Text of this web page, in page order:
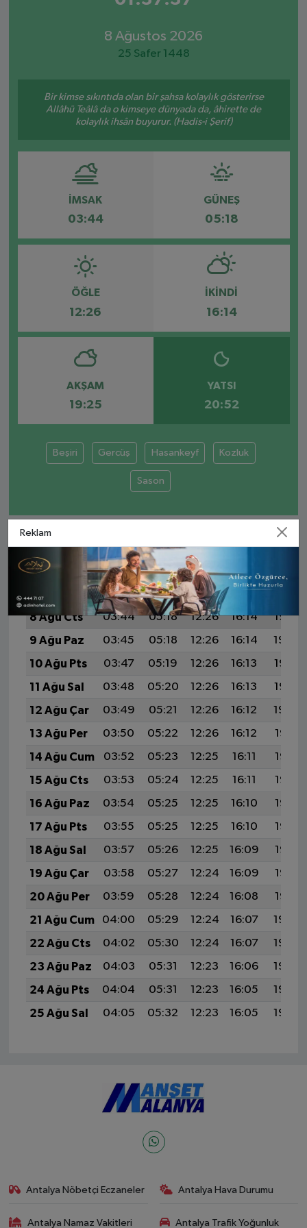
8 Ağustos 2026
25 Safer 1448
Bir kimse sıkıntıda olan bir şahsa kolaylık gösterirse
Allâhü Teâlâ da o kimseye dünyada da, âhirette de
kolaylık ihsân buyurur. (Hadis-i Şerif)
İMSAK
03:44
GÜNEŞ
05:18
ÖĞLE
12:26
İKINDI
16:14
AKŞAM
19:25
YATSI
20:52
Beşiri Gercüş Hasankeyf Kozluk
Sason
BATMAN AYLIK NAMAZ VAKITLERI
İMSAK GÜNEŞ ÖĞLE İKINDI
8 Ağu Cts
03:44 05:18 12:26 16:14
19:25
9 Ağu Paz
03:45 05:18 12:26 16:14
19:24
10 Ağu Pts
03:47 05:19 12:26 16:13
19:23
11 Ağu Sal
03:48 05:20 12:26 16:13
19:22
12 Ağu Çar
03:49 05:21 12:26 16:12
19:20
13 Ağu Per
03:50 05:22 12:26 16:12
19:19
14 Ağu Cum
03:52 05:23 12:25 16:11
19:18
15 Ağu Cts
03:53 05:24 12:25 16:11
19:17
16 Ağu Paz
03:54 05:25 12:25 16:10
19:15
17 Ağu Pts
03:55 05:25 12:25 16:10
19:14
18 Ağu Sal
03:57 05:26 12:25 16:09
19:13
19 Ağu Çar
03:58 05:27 12:24 16:09
19:12
20 Ağu Per
03:59 05:28 12:24 16:08
19:10
21 Ağu Cum
04:00 05:29 12:24 16:07
19:09
22 Ağu Cts
04:02 05:30 12:24 16:07
19:08
23 Ağu Paz
04:03 05:31 12:23 16:06
19:06
24 Ağu Pts
04:04 05:31 12:23 16:05
19:05
25 Ağu Sal
04:05 05:32 12:23 16:05 19:03
Antalya Nöbetçi Eczaneler Antalya Hava Durumu
Antalya Namaz Vakitleri Antalya Trafik Yoğunluk
Reklam